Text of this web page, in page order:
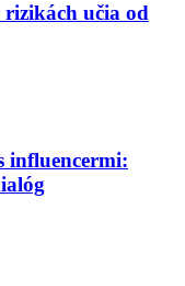
učia od
influencermi: